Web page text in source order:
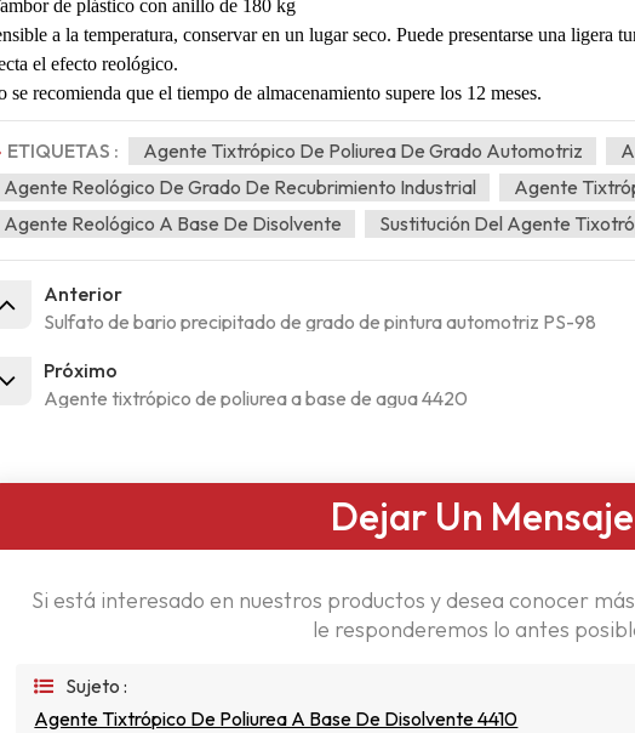
de plástico con anillo de 180 kg
a la temperatura, conservar en un lugar seco. Puede presentarse una ligera
el efecto reológico.
se recomienda que el tiempo de almacenamiento supere los 12 meses.
ETIQUETAS : Agente Tixtrópico De Poliurea De Grado Automotriz
Agente Reológico De Grado De Recubrimiento Industrial
Agente
Agente Reológico A Base De Disolvente
Sustitución Del Agente
Anterior
Sulfato de bario precipitado de grado de pintura automotriz PS-98
Próximo
Agente tixtrópico de poliurea a base de agua 4420
Dejar Un Mensaje
Si está interesado en nuestros productos y desea conocer
le responderemos lo antes
Sujeto :
Agente Tixtrópico De Poliurea A Base De Disolvente 4410